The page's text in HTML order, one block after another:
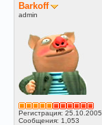
Barkoff
admin
Регистрация: 25.10.2005
Сообщения: 1,053